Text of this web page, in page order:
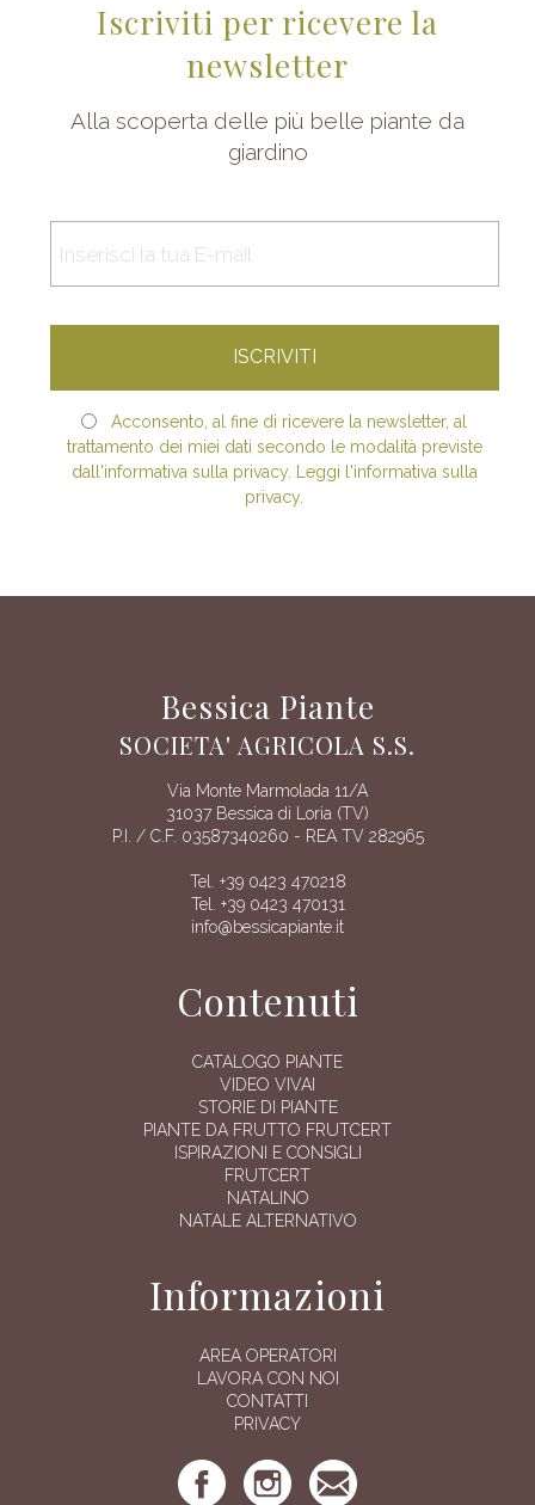
Iscriviti per ricevere la
newsletter
Alla scoperta delle più belle piante da
giardino
Acconsento, al fine di ricevere la newsletter, al
trattamento dei miei dati secondo le modalità previste
dall'informativa sulla privacy. Leggi l'informativa sulla
privacy.
Bessica Piante
SOCIETA' AGRICOLA S.S.
Via Monte Marmolada 11/A
31037 Bessica di Loria (TV)
P.I. / C.F. 03587340260 - REA TV 282965
Tel. +39 0423 470218
Tel. +39 0423 470131
info@bessicapiante.it
Contenuti
CATALOGO PIANTE
VIDEO VIVAI
STORIE DI PIANTE
PIANTE DA FRUTTO FRUTCERT
ISPIRAZIONI E CONSIGLI
FRUTCERT
NATALINO
NATALE ALTERNATIVO
Informazioni
AREA OPERATORI
LAVORA CON NOI
CONTATTI
PRIVACY